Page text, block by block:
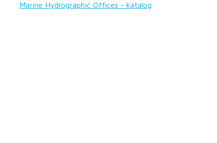
Marine Hydrographic Offices - katalog